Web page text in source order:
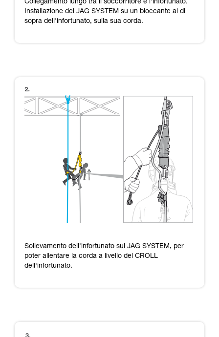
Collegamento lungo tra il soccorritore e l'infortunato.
Installazione del JAG SYSTEM su un bloccante al di
sopra dell'infortunato, sulla sua corda.
Sollevamento dell'infortunato sul JAG SYSTEM, per
poter allentare la corda a livello del CROLL
dell'infortunato.